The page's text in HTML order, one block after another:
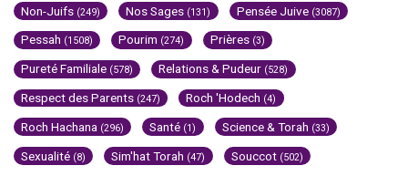
Non-Juifs (249) Nos Sages (131) Pensée Juive (3087)
Pessah (1508) Pourim (274) Prières (3)
Pureté Familiale (578) Relations & Pudeur (528)
Respect des Parents (247) Roch 'Hodech (4)
Roch Hachana (296) Santé (1) Science & Torah (33)
Sexualité (8) Sim'hat Torah (47) Souccot (502)